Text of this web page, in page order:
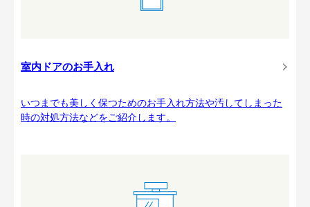
室内ドアのお手入れ
いつまでも美しく保つためのお手入れ方法や汚してしまった
時の対処方法などをご紹介します。